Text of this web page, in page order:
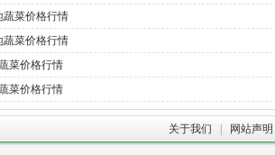
蔬菜价格行情
蔬菜价格行情
菜价格行情
菜价格行情
关于我们 网站声明